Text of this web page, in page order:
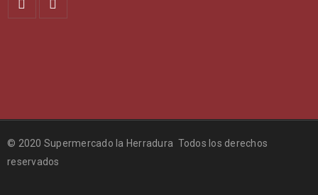
© 2020 Supermercado la Herradura Todos los derechos
reservados